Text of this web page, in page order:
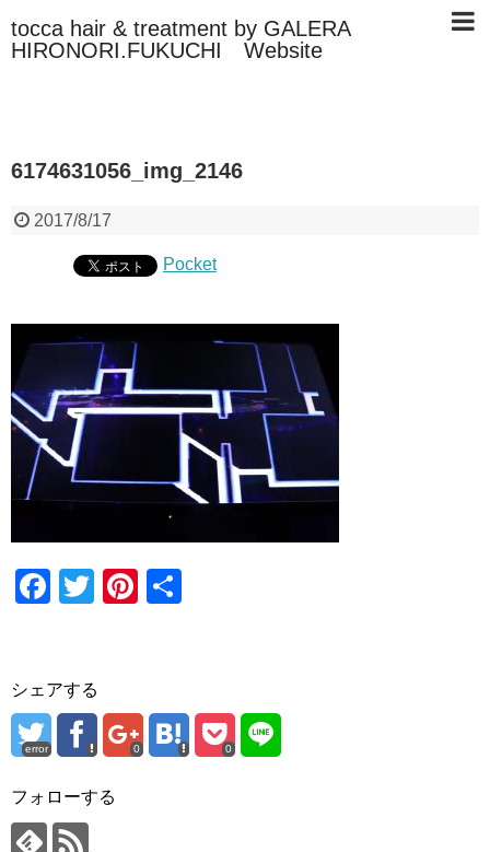
tocca hair & treatment by GALERA
HIRONORI.FUKUCHI Website
6174631056_img_2146
2017/8/17
Pocket
F
e
b
o
o
k
T
er
Pi
st
シェアする
error 0 0
フォローする